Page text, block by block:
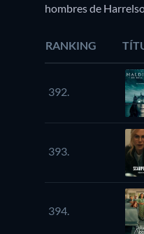
hombres de
RANKING
392.
393.
394.